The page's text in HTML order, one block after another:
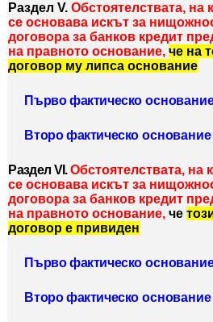
Раздел V.Обстоятелствата, на
се основава искът за
договора за банков кредит
на правното основание,че на
договор му липса основание
Първо фактическо
Второ фактическо основание
Раздел VІ.Обстоятелствата, на
се основава искът за
договора за банков кредит
на правното основание,че
договор е привиден
Първо фактическо
Второ фактическо основание